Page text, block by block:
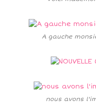
A gauche
nous avons